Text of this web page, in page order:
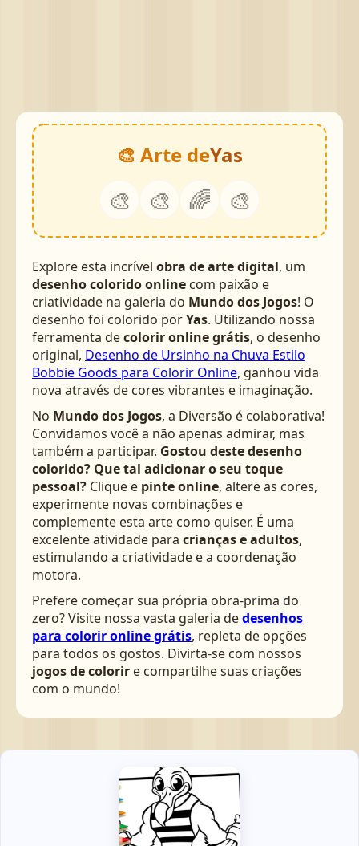
🎨 Arte deYas
🎨 🎨 🌈 🎨
Explore esta incrível obra de arte digital, um
desenho colorido online com paixão e
criatividade na galeria do Mundo dos Jogos! O
desenho foi colorido porYas. Utilizando nossa
ferramenta decolorir online grátis, o desenho
original, Desenho de Ursinho na Chuva Estilo
Bobbie Goods para Colorir Online, ganhou vida
nova através de cores vibrantes e imaginação.
No Mundo dos Jogos, a Diversão é colaborativa!
Convidamos você a não apenas admirar, mas
também a participar. Gostou deste desenho
colorido? Que tal adicionar o seu toque
pessoal? Clique e pinte online, altere as cores,
experimente novas combinações e
complemente esta arte como quiser. É uma
excelente atividade para crianças e adultos,
estimulando a criatividade e a coordenação
motora.
Prefere começar sua própria obra-prima do
zero? Visite nossa vasta galeria dedesenhos
para colorir online grátis, repleta de opções
para todos os gostos. Divirta-se com nossos
jogos de colorir e compartilhe suas criações
com o mundo!